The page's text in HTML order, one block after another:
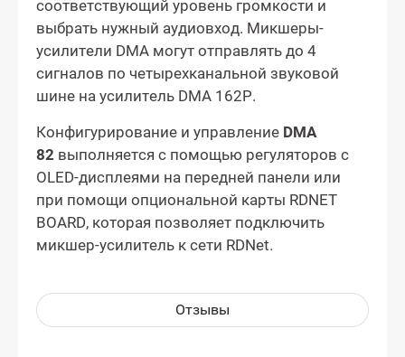
соответствующий уровень громкости и
выбрать нужный аудиовход. Микшеры-
усилители DMA могут отправлять до 4
сигналов по четырехканальной звуковой
шине на усилитель DMA 162P.
Конфигурирование и управление DMA
82 выполняется с помощью регуляторов с
OLED-дисплеями на передней панели или
при помощи опциональной карты RDNET
BOARD, которая позволяет подключить
микшер-усилитель к сети RDNet.
Отзывы